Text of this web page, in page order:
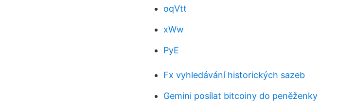
oqVtt
xWw
PyE
Fx vyhledávání historických sazeb
Gemini posílat bitcoiny do peněženky